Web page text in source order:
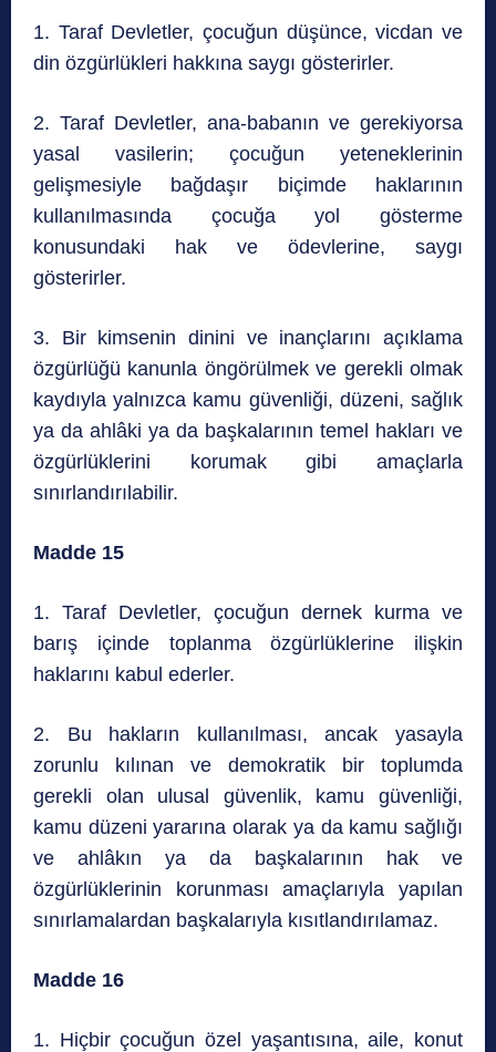
1. Taraf Devletler, çocuğun düşünce, vicdan ve
din özgürlükleri hakkına saygı gösterirler.
2. Taraf Devletler, ana-babanın ve gerekiyorsa
yasal vasilerin; çocuğun yeteneklerinin
gelişmesiyle bağdaşır biçimde haklarının
kullanılmasında çocuğa yol gösterme
konusundaki hak ve ödevlerine, saygı
gösterirler.
3. Bir kimsenin dinini ve inançlarını açıklama
özgürlüğü kanunla öngörülmek ve gerekli olmak
kaydıyla yalnızca kamu güvenliği, düzeni, sağlık
ya da ahlâki ya da başkalarının temel hakları ve
özgürlüklerini korumak gibi amaçlarla
sınırlandırılabilir.
Madde 15
1. Taraf Devletler, çocuğun dernek kurma ve
barış içinde toplanma özgürlüklerine ilişkin
haklarını kabul ederler.
2. Bu hakların kullanılması, ancak yasayla
zorunlu kılınan ve demokratik bir toplumda
gerekli olan ulusal güvenlik, kamu güvenliği,
kamu düzeni yararına olarak ya da kamu sağlığı
ve ahlâkın ya da başkalarının hak ve
özgürlüklerinin korunması amaçlarıyla yapılan
sınırlamalardan başkalarıyla kısıtlandırılamaz.
Madde 16
1. Hiçbir çocuğun özel yaşantısına, aile, konut